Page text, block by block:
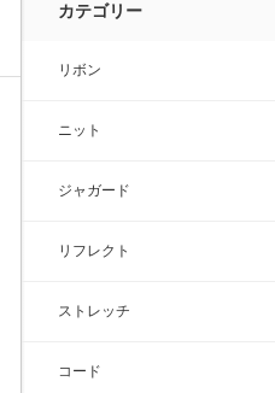
カテゴリー
リボン
ニット
ジャガード
リフレクト
ストレッチ
コード